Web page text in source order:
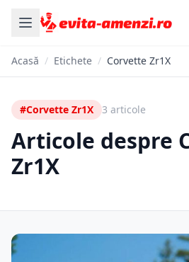
Acasă / Etichete / Corvette Zr1X
#Corvette Zr1X 3 articole
Articole despre
Zr1X